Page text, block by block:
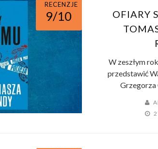
RECENZJE
9/10
OFIARY
W zeszłym
przedstawić
Grzegorza